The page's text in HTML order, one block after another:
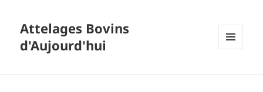
Attelages Bovins
d'Aujourd'hui